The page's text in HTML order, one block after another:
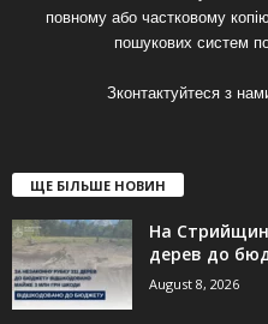
повному або частковому
пошукових систем
Зконтактуйтеся з
ЩЕ БІЛЬШЕ НОВИН
На
дерев до
August 8, 2026